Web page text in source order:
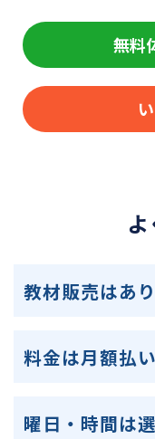
無料
教材販売はあ
料金は月額払
曜日・時間は